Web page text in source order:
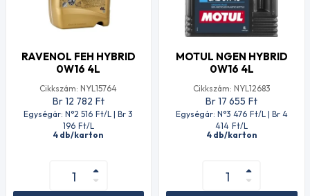
RAVENOL FEH HYBRID
0W16 4L
Cikkszám: NYL15764
Br 12 782 Ft
Egységár: N°2 516 Ft/L | Br 3
196 Ft/L
4 db/karton
MOTUL NGEN HYBRID
0W16 4L
Cikkszám: NYL12683
Br 17 655 Ft
Egységár: N°3 476 Ft/L | Br 4
414 Ft/L
4 db/karton